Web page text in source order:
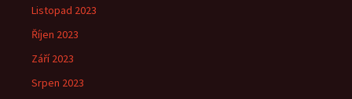
Listopad 2023
Říjen 2023
Září 2023
Srpen 2023